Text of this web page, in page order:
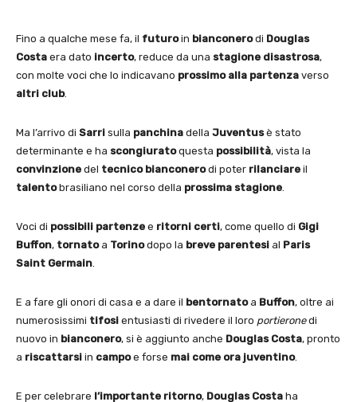
Fino a qualche mese fa, il futuroin bianconerodi Douglas
Costa era dato incerto, reduce da una stagione disastrosa,
con molte voci che lo indicavano prossimo alla partenza verso
altri club.
Ma l’arrivo di Sarri sulla panchina della Juventusè stato
determinante e ha scongiuratoquesta possibilità, vista la
convinzione del tecnico bianconerodi poter rilanciare il
talentobrasiliano nel corso della prossima stagione
Voci di possibili partenze e ritorni certi, come quello di Gigi
Buffon, tornatoa Torinodopo la breve parentesi al Paris
Saint Germain
E a fare gli onori di casa e a dare il bentornatoa Buffon, oltre ai
numerosissimi tifosi entusiasti di rivedere il loro portieronedi
nuovo in bianconero, si è aggiunto anche Douglas Costa, pronto
a riscattarsi in campoe forse mai come ora juventino.
E per celebrare l’importante ritorno, Douglas Costa ha